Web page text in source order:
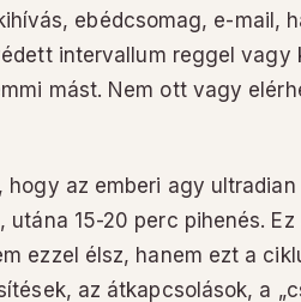
ebédcsomag, e-mail,
intervallum reggel vagy
mást. Nem ott vagy
hogy az emberi agy
utána 15-20 perc pihenés.
ezzel élsz, hanem ezt a
az átkapcsolások, a